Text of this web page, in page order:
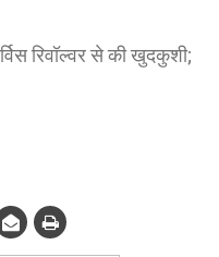
रिवॉल्वर से की खुदकुशी;